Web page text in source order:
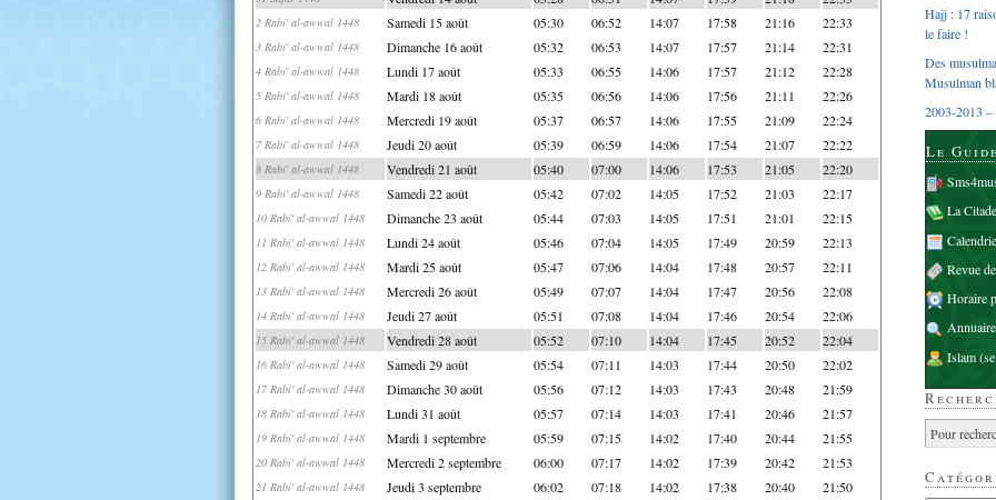
2 Rabi' al-awwal 1448 Samedi 15 août 05:30 06:52 14:07 17:58 21:16 22:33
3 Rabi' al-awwal 1448 Dimanche 16 août 05:32 06:53 14:07 17:57 21:14 22:31
4 Rabi' al-awwal 1448 Lundi 17 août 05:33 06:55 14:06 17:57 21:12 22:28
5 Rabi' al-awwal 1448 Mardi 18 août 05:35 06:56 14:06 17:56 21:11 22:26
6 Rabi' al-awwal 1448 Mercredi 19 août 05:37 06:57 14:06 17:55 21:09 22:24
7 Rabi' al-awwal 1448 Jeudi 20 août 05:39 06:59 14:06 17:54 21:07 22:22
8 Rabi' al-awwal 1448 Vendredi 21 août 05:40 07:00 14:06 17:53 21:05 22:20
9 Rabi' al-awwal 1448 Samedi 22 août 05:42 07:02 14:05 17:52 21:03 22:17
10 Rabi' al-awwal 1448 Dimanche 23 août 05:44 07:03 14:05 17:51 21:01 22:15
11 Rabi' al-awwal 1448 Lundi 24 août 05:46 07:04 14:05 17:49 20:59 22:13
12 Rabi' al-awwal 1448 Mardi 25 août 05:47 07:06 14:04 17:48 20:57 22:11
13 Rabi' al-awwal 1448 Mercredi 26 août 05:49 07:07 14:04 17:47 20:56 22:08
14 Rabi' al-awwal 1448 Jeudi 27 août 05:51 07:08 14:04 17:46 20:54 22:06
15 Rabi' al-awwal 1448 Vendredi 28 août 05:52 07:10 14:04 17:45 20:52 22:04
16 Rabi' al-awwal 1448 Samedi 29 août 05:54 07:11 14:03 17:44 20:50 22:02
17 Rabi' al-awwal 1448 Dimanche 30 août 05:56 07:12 14:03 17:43 20:48 21:59
18 Rabi' al-awwal 1448 Lundi 31 août 05:57 07:14 14:03 17:41 20:46 21:57
19 Rabi' al-awwal 1448 Mardi 1 septembre 05:59 07:15 14:02 17:40 20:44 21:55
20 Rabi' al-awwal 1448 Mercredi 2 septembre 06:00 07:17 14:02 17:39 20:42 21:53
21 Rabi' al-awwal 1448 Jeudi 3 septembre 06:02 07:18 14:02 17:38 20:40 21:50
Hajj : 17
le faire !
Des
Musulman
2003-2013 –
Le
La
Revue
Horaire
Islam